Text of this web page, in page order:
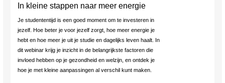
In kleine stappen naar meer energie
Je studententijd is een goed moment om te investeren in
jezelf. Hoe beter je voor jezelf zorgt, hoe meer energie je
hebt en hoe meer je uit je studie en dagelijks leven haalt. In
dit webinar krijg je inzicht in de belangrijkste factoren die
invloed hebben op je gezondheid en welzijn, en ontdek je
hoe je met kleine aanpassingen al verschil kunt maken.